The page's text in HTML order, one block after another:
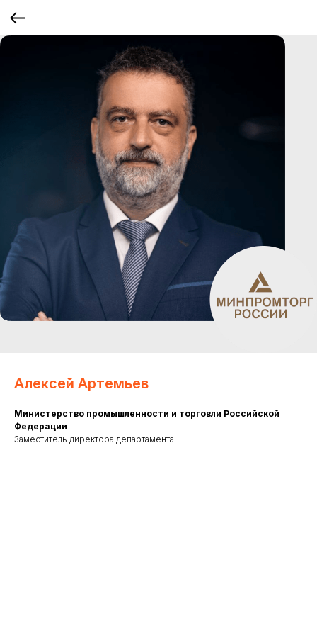
Алексей Артемьев
Министерство промышленности и торговли Российской
Федерации
Заместитель директора департамента